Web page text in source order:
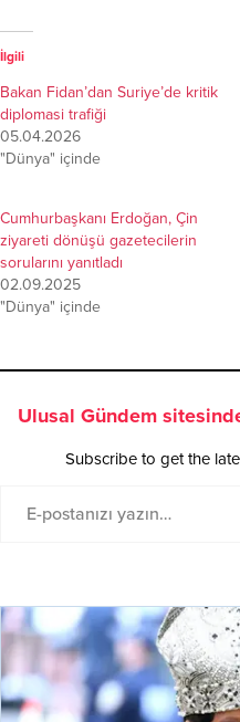
İlgili
Bakan Fidan’dan Suriye’de kritik
diplomasi trafiği
05.04.2026
"Dünya" içinde
Cumhurbaşkanı Erdoğan, Çin
ziyareti dönüşü gazetecilerin
sorularını yanıtladı
02.09.2025
"Dünya" içinde
Ulusal Gündem
Subscribe to get the